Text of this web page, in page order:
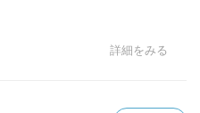
詳細をみる